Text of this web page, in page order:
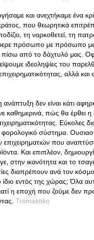
και ανεχτήκαμε ένα
που θεωρητικά
τη ναρκοθετεί, τη
πρόσωπο με πρόσωπο με
από το δάχτυλό μας.
ιδεοληψίες του
αλλά
δεν είναι κάτι
καθημερινά, πώς θα έρθει
Εύκολες
σύστημα.
που
Και επιπλέον,
στην ικανότητα και το
διαπρέπουν ανά τον
ίδιο εντός της χώρας; Όλα
η εποχή που ζούμε δεν
Tromaktiko